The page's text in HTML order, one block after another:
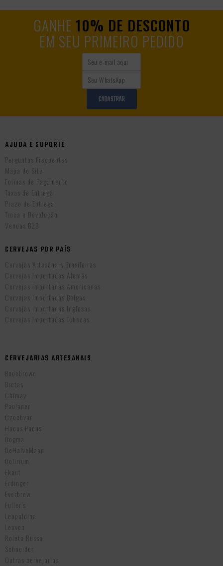
GANHE 10% DE DESCONTO
EM SEU PRIMEIRO PEDIDO
CADASTRAR
AJUDA E SUPORTE
Perguntas Frequentes
Mapa do Site
Formas de Pagamento
Taxas de Entrega
Prazo de Entrega
Troca e Devolução
Vendas B2B
CERVEJAS POR PAÍS
Cervejas Artesanais Brasileiras
Cervejas Importadas Alemãs
Cervejas Importadas Americanas
Cervejas Importadas Belgas
Cervejas Importadas Inglesas
Cervejas Importadas Tchecas
CERVEJARIAS ARTESANAIS
Bodebrown
Brotas
Chimay
Paulaner
Czechvar
Hocus Pocus
Dogma
DeHalveMaan
Delirium
Ekaut
Erdinger
Everbrew
Fuller’s
Leopoldina
Leuven
Roleta Russa
Schneider
Outras cervejarias